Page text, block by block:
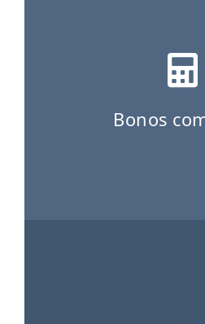
Bonos